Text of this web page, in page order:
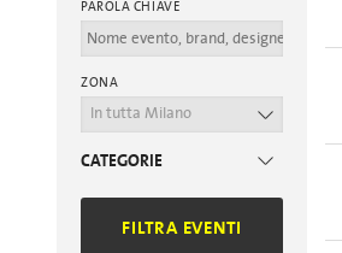
PAROLA CHIAVE
ZONA
In tutta Milano
CATEGORIE
FILTRA EVENTI